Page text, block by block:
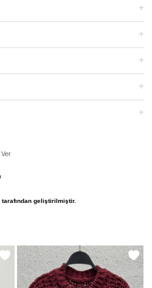
geliştirilmiştir.